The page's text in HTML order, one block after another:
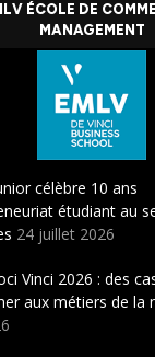
ÉCOLE DE
MANAGEMENT
célèbre 10 ans
étudiant au
24 juillet 2026
Vinci 2026 : des
aux métiers de la